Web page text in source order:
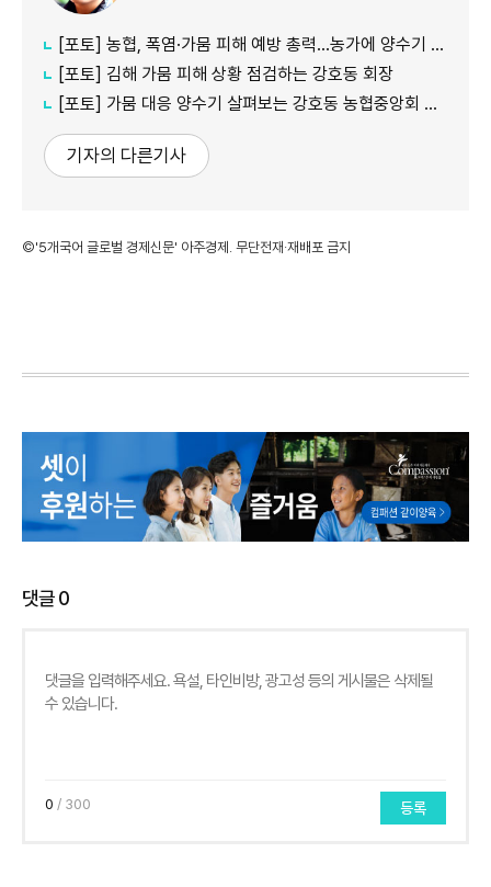
[포토] 농협, 폭염·가뭄 피해 예방 총력…농가에 양수기 지원
[포토] 김해 가뭄 피해 상황 점검하는 강호동 회장
[포토] 가뭄 대응 양수기 살펴보는 강호동 농협중앙회 회장
기자의 다른기사
©'5개국어 글로벌 경제신문' 아주경제. 무단전재·재배포 금지
댓글0
0 / 300 등록